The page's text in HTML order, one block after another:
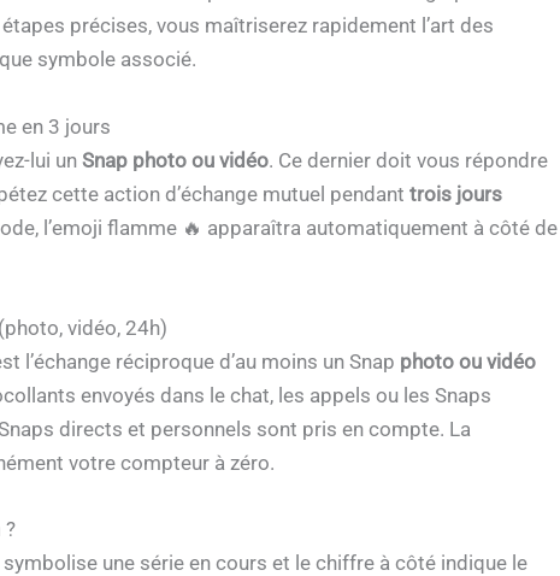
précises, vous maîtriserez rapidement l’art des
symbole associé.
en 3 jours
lui un Snap photo ou vidéo. Ce dernier doit vous répondre
cette action d’échange mutuel pendant trois jours
l’emoji flamme 🔥 apparaîtra automatiquement à côté de
vidéo, 24h)
l’échange réciproque d’au moins un Snap photo ou vidéo
envoyés dans le chat, les appels ou les Snaps
directs et personnels sont pris en compte. La
votre compteur à zéro.
?
une série en cours et le chiffre à côté indique le